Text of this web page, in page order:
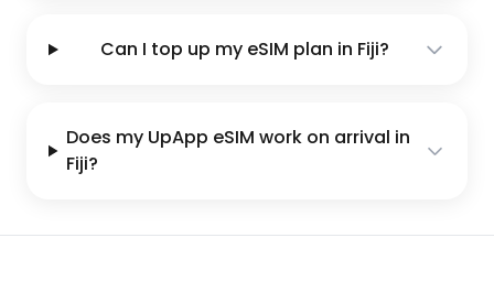
Can I top up my eSIM plan in Fiji?
Does my UpApp eSIM work on arrival in
Fiji?